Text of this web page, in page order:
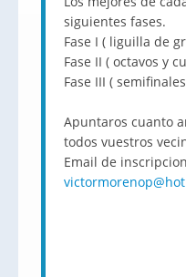
siguientes fases.
Fase I ( liguilla de
Fase II ( octavos y
Fase III (
Apuntaros cuanto
todos vuestros
Email de